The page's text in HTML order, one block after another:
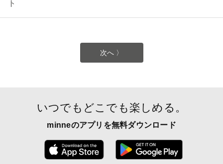
ト
次へ 〉
いつでもどこでも楽しめる。
minneのアプリを無料ダウンロード
App Store からダウンロード